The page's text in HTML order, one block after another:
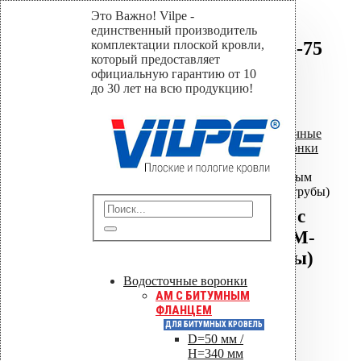
Это Важно! Vilpe -
единственный производитель
комплектации плоской кровли,
который предоставляет
официальную гарантию от 10
до 30 лет на всю продукцию!
Водосточные воронки
AM C БИТУМНЫМ
ФЛАНЦЕМ
ДЛЯ БИТУМНЫХ КРОВЕЛЬ
D=50 мм /
H=340 мм
Водосточным воронка с
битумным фланцем AM-75
(340 мм длина трубы)
Магазин
Водосточные воронки,Водосточные
воронки AM,
Водосточные воронки
AM с битумным фланцем
Водосточным воронка с битумным
фланцем AM-75 (340 мм длина трубы)
Водосточным воронка с
битумным фланцем AM-
75 (340 мм длина трубы)
Отправить
Сохранить PDF